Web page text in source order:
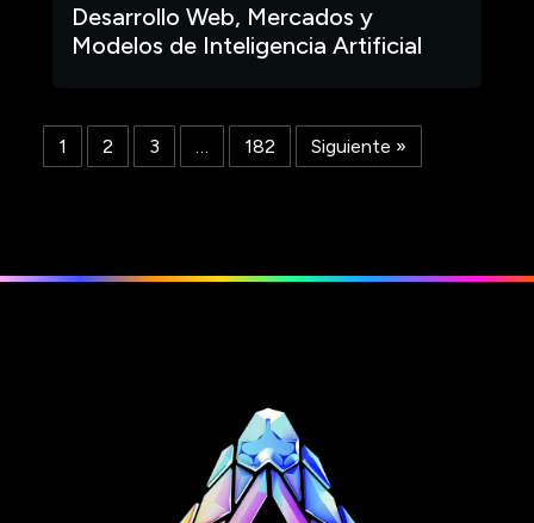
Desarrollo Web, Mercados y
Modelos de Inteligencia Artificial
1 2 3 … 182 Siguiente »